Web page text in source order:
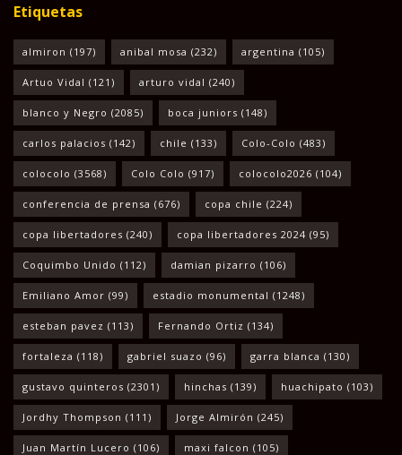
Etiquetas
almiron (197) anibal mosa (232) argentina (105)
Artuo Vidal (121) arturo vidal (240)
blanco y Negro (2085) boca juniors (148)
carlos palacios (142) chile (133) Colo-Colo (483)
colocolo (3568) Colo Colo (917) colocolo2026 (104)
conferencia de prensa (676) copa chile (224)
copa libertadores (240) copa libertadores 2024 (95)
Coquimbo Unido (112) damian pizarro (106)
Emiliano Amor (99) estadio monumental (1248)
esteban pavez (113) Fernando Ortiz (134)
fortaleza (118) gabriel suazo (96) garra blanca (130)
gustavo quinteros (2301) hinchas (139) huachipato (103)
Jordhy Thompson (111) Jorge Almirón (245)
Juan Martín Lucero (106) maxi falcon (105)